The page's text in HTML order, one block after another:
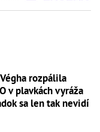
rozpálila
v plavkách vyráža
sa len tak nevidí